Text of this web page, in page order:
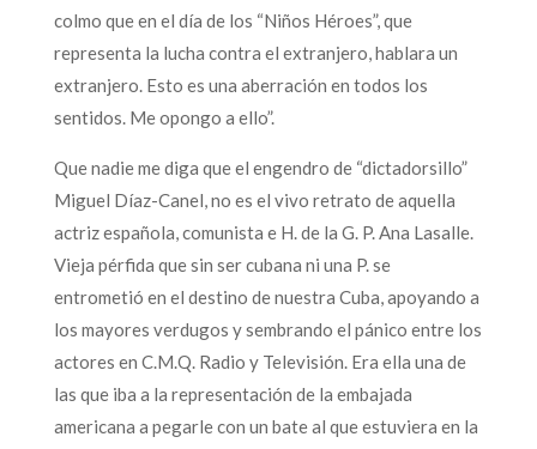
colmo que en el día de los “Niños Héroes”, que
representa la lucha contra el extranjero, hablara un
extranjero. Esto es una aberración en todos los
sentidos. Me opongo a ello”.
Que nadie me diga que el engendro de “dictadorsillo”
Miguel Díaz-Canel, no es el vivo retrato de aquella
actriz española, comunista e H. de la G. P. Ana Lasalle.
Vieja pérfida que sin ser cubana ni una P. se
entrometió en el destino de nuestra Cuba, apoyando a
los mayores verdugos y sembrando el pánico entre los
actores en C.M.Q. Radio y Televisión. Era ella una de
las que iba a la representación de la embajada
americana a pegarle con un bate al que estuviera en la